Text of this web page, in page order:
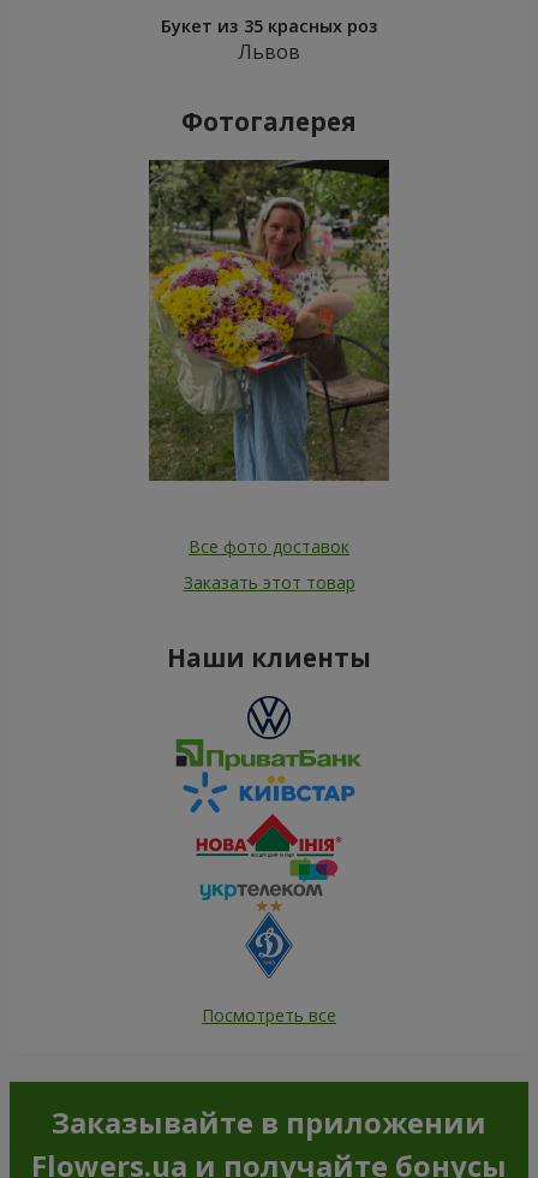
Букет из 35 красных роз
Львов
Фотогалерея
Все фото доставок
Заказать этот товар
Наши клиенты
Посмотреть все
Заказывайте в приложении
Flowers.ua и получайте бонусы